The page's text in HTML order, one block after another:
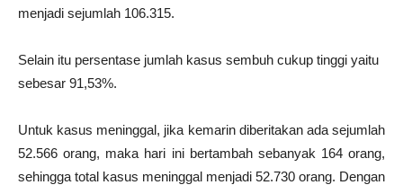
menjadi sejumlah 106.315.
Selain itu persentase jumlah kasus sembuh cukup tinggi yaitu
sebesar 91,53%.
Untuk kasus meninggal, jika kemarin diberitakan ada sejumlah
52.566 orang, maka hari ini bertambah sebanyak 164 orang,
sehingga total kasus meninggal menjadi 52.730 orang. Dengan